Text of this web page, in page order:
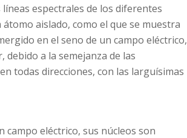
espectrales de los diferentes
aislado, como el que se muestra
en el seno de un campo eléctrico,
debido a la semejanza de las
todas direcciones, con las larguísimas
campo eléctrico, sus núcleos son